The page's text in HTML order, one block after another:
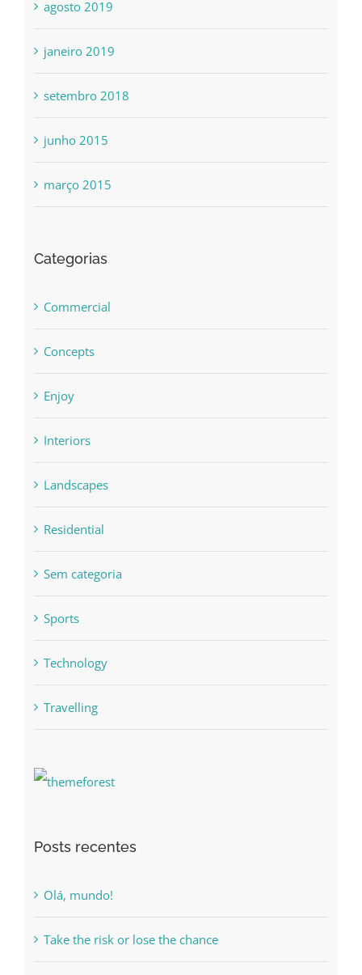
agosto 2019
janeiro 2019
setembro 2018
junho 2015
março 2015
Categorias
Commercial
Concepts
Enjoy
Interiors
Landscapes
Residential
Sem categoria
Sports
Technology
Travelling
Posts recentes
Olá, mundo!
Take the risk or lose the chance